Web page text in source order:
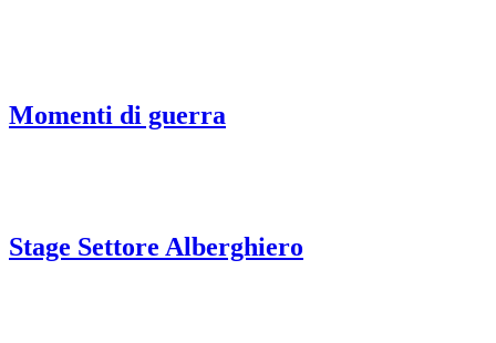
Momenti di guerra
Stage Settore Alberghiero